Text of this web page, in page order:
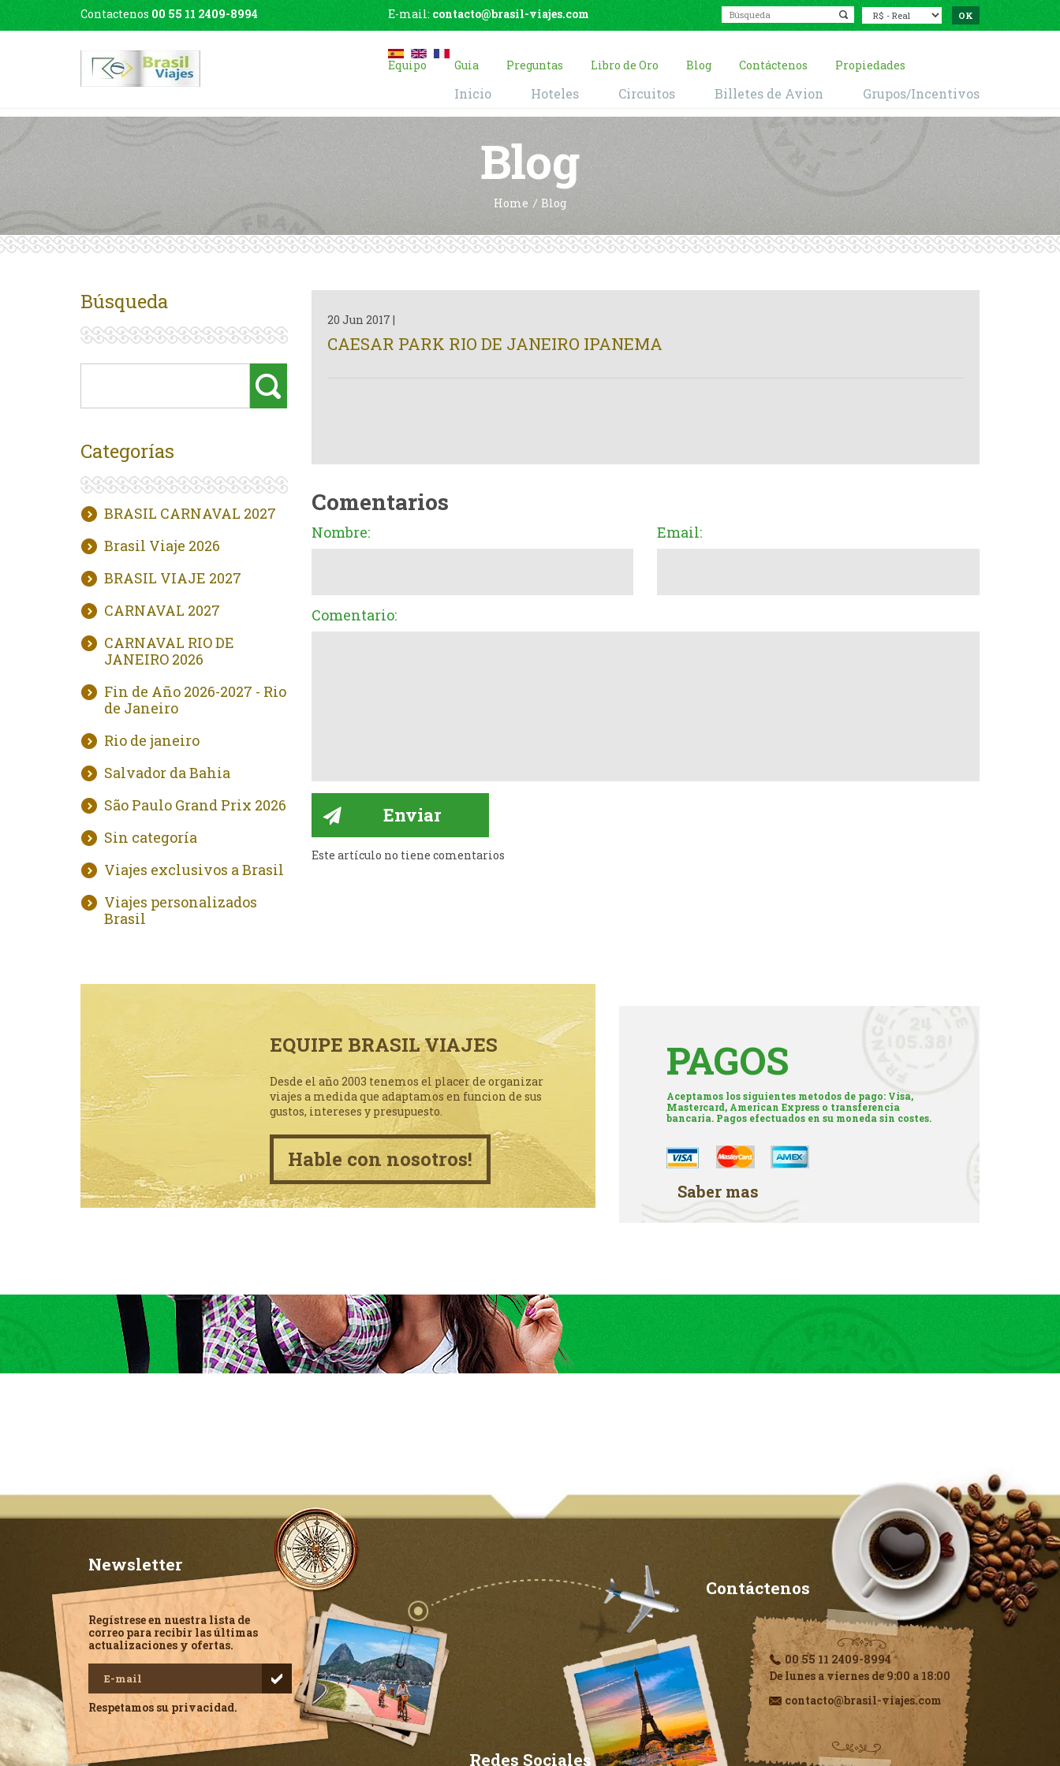
Contactenos 00 55 11 2409-8994 E-mail: contacto@brasil-viajes.com
Equipo Guia Preguntas Libro de Oro Blog Contáctenos Propiedades
Inicio Hoteles Circuitos Billetes de Avion Grupos/Incentivos
Blog
Home Blog
Búsqueda
Categorías
BRASIL CARNAVAL 2027
Brasil Viaje 2026
BRASIL VIAJE 2027
CARNAVAL 2027
CARNAVAL RIO DE
JANEIRO 2026
Fin de Año 2026-2027 - Rio
de Janeiro
Rio de janeiro
Salvador da Bahia
São Paulo Grand Prix 2026
Sin categoría
Viajes exclusivos a Brasil
Viajes personalizados
Brasil
20 Jun 2017 |
CAESAR PARK RIO DE JANEIRO IPANEMA
Comentarios
Nombre: Email:
Comentario:
Este artículo no tiene comentarios
EQUIPE BRASIL VIAJES
Desde el año 2003 tenemos el placer de organizar
viajes a medida que adaptamos en funcion de sus
gustos, intereses y presupuesto.
Hable con nosotros!
PAGOS
Aceptamos los siguientes metodos de pago: Visa,
Mastercard, American Express o transferencia
bancaria. Pagos efectuados en su moneda sin costes.
Saber mas
Newsletter
Regístrese en nuestra lista de
correo para recibir las últimas
actualizaciones y ofertas.
Respetamos su privacidad.
Contáctenos
00 55 11 2409-8994
De lunes a viernes de 9:00 a 18:00
contacto@brasil-viajes.com
Redes Sociales